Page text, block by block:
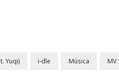
Yuqi) i-dle Música MV